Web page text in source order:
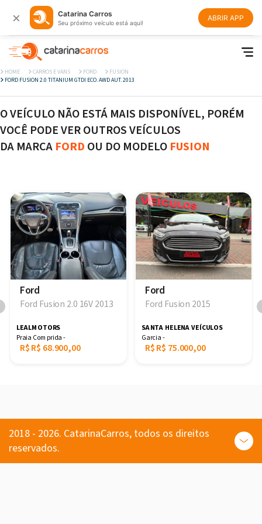
× Catarina Carros
Seu próximo veículo está aqui!
ABRIR APP
HOME CARROS E VANS FORD
FUSION
FORD FUSION 2.0 TITANIUM GTDI ECO. AWD AUT. 2013
O VEÍCULO NÃO ESTÁ MAIS DISPONÍVEL, PORÉM
VOCÊ PODE VER OUTROS VEÍCULOS
DA MARCA FORD OU DO MODELO FUSION
Ford
Ford Fusion 2.0 16V 2013
R$R$ 68.900,00
LEALMOTORS
Praia Comprida -
Ford
Ford Fusion 2015
R$R$ 75.000,00
SANTA HELENA VEÍCULOS
Garcia -
2018 - 2026. CatarinaCarros, todos os direitos
reservados.